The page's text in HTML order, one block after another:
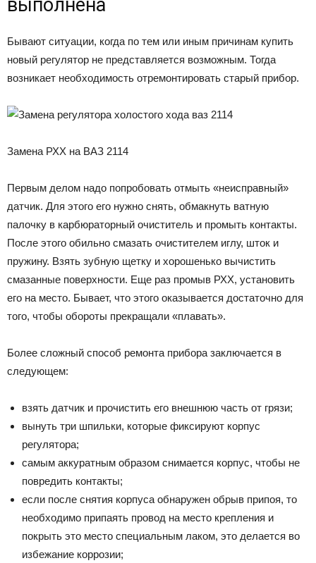
выполнена
Бывают ситуации, когда по тем или иным причинам купить
новый регулятор не представляется возможным. Тогда
возникает необходимость отремонтировать старый прибор.
Замена РХХ на ВАЗ 2114
Первым делом надо попробовать отмыть «неисправный»
датчик. Для этого его нужно снять, обмакнуть ватную
палочку в карбюраторный очиститель и промыть контакты.
После этого обильно смазать очистителем иглу, шток и
пружину. Взять зубную щетку и хорошенько вычистить
смазанные поверхности. Еще раз промыв РХХ, установить
его на место. Бывает, что этого оказывается достаточно для
того, чтобы обороты прекращали «плавать».
Более сложный способ ремонта прибора заключается в
следующем:
взять датчик и прочистить его внешнюю часть от грязи;
вынуть три шпильки, которые фиксируют корпус
регулятора;
самым аккуратным образом снимается корпус, чтобы не
повредить контакты;
если после снятия корпуса обнаружен обрыв припоя, то
необходимо припаять провод на место крепления и
покрыть это место специальным лаком, это делается во
избежание коррозии;